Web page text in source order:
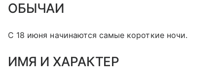
ОБЫЧАИ
С 18 июня начинаются самые короткие ночи.
ИМЯ И ХАРАКТЕР